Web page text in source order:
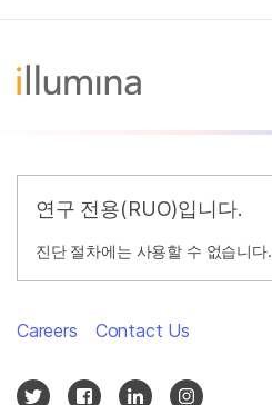
연구 전용(RUO)입니다.
진단 절차에는 사용할 수 없습니다.
Careers Contact Us